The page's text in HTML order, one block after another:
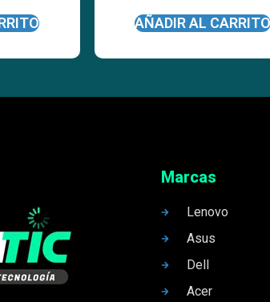
AÑADIR AL CARRITO
Marcas
Lenovo
Asus
Dell
Acer